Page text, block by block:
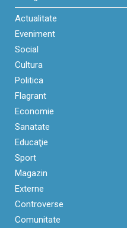
Actualitate
Eveniment
Social
Cultura
Politica
Flagrant
Economie
Sanatate
Educaţie
Sport
Magazin
Externe
Controverse
Comunitate